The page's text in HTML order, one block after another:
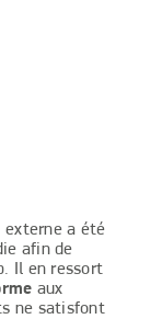
externe a été
afin de
Il en ressort
aux
ne satisfont